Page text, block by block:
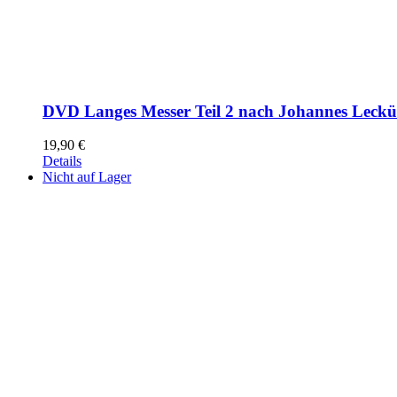
DVD Langes Messer Teil 2 nach Johannes
19,90 €
Details
Nicht auf Lager